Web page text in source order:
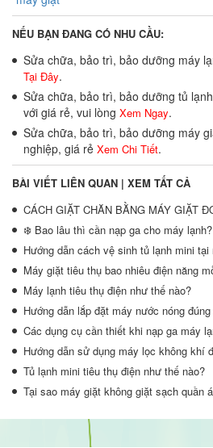
NẾU BẠN ĐANG CÓ NHU CẦU:
Sửa chữa, bảo trì, bảo dưỡng máy
Tại Đây.
Sửa chữa, bảo trì, bảo dưỡng tủ
với giá rẻ, vui lòng Xem Ngay.
Sửa chữa, bảo trì, bảo dưỡng máy
nghiệp, giá rẻ Xem Chi Tiết.
BÀI VIẾT LIÊN QUAN | XEM TẤT CẢ
CÁCH GIẶT CHĂN BẰNG MÁY GIẶT
❄️ Bao lâu thì cần nạp ga cho máy lạnh?
Hướng dẫn cách vệ sinh tủ lạnh mini tại
Máy giặt tiêu thụ bao nhiêu điện năng
Máy lạnh tiêu thụ điện như thế nào?
Hướng dẫn lắp đặt máy nước nóng
Các dụng cụ cần thiết khi nạp ga máy
Hướng dẫn sử dụng máy lọc không khí
Tủ lạnh mini tiêu thụ điện như thế nào?
Tại sao máy giặt không giặt sạch quần